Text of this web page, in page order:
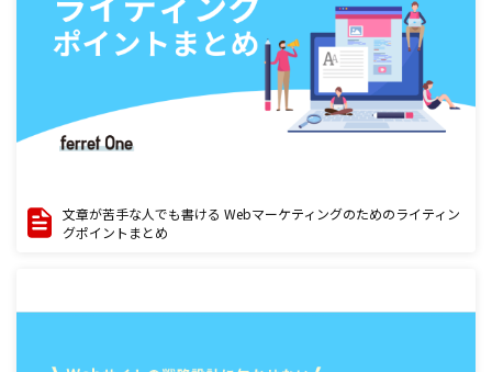
文章が苦手な人でも書ける Webマーケティングのためのライティン
グポイントまとめ